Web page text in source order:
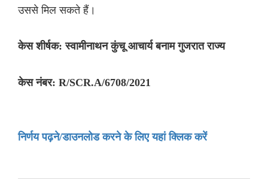
उससे मिल सकते हैं।
केस शीर्षक: स्वामीनाथन कुंचू आचार्य बनाम गुजरात राज्य
केस नंबर: R/SCR.A/6708/2021
निर्णय पढ़ने/डाउनलोड करने के लिए यहां क्लिक करें